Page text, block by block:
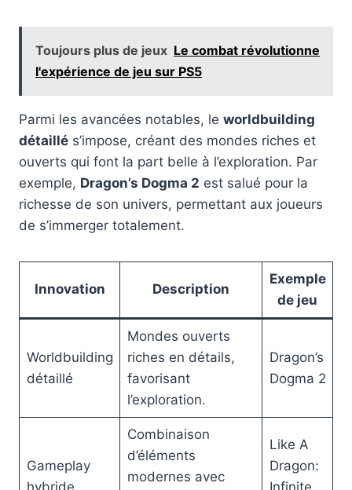
Toujours plus de jeux Le combat révolutionne
l'expérience de jeu sur PS5
Parmi les avancées notables, le worldbuilding
détaillé s’impose, créant des mondes riches et
ouverts qui font la part belle à l’exploration. Par
exemple, Dragon’s Dogma 2 est salué pour la
richesse de son univers, permettant aux joueurs
de s’immerger totalement.
Innovation Description
Exemple
de jeu
Worldbuilding
détaillé
Mondes ouverts
riches en détails,
favorisant
l’exploration.
Dragon’s
Dogma 2
Gameplay
Combinaison
d’éléments
modernes avec
Like A
Dragon: